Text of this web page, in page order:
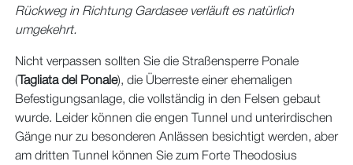
Rückweg in Richtung Gardasee verläuft es natürlich
umgekehrt.
Nicht verpassen sollten Sie die Straßensperre Ponale
( Tagliata del Ponale), die Überreste einer ehemaligen
Befestigungsanlage, die vollständig in den Felsen gebaut
wurde. Leider können die engen Tunnel und unterirdischen
Gänge nur zu besonderen Anlässen besichtigt werden, aber
am dritten Tunnel können Sie zum Forte Theodosius